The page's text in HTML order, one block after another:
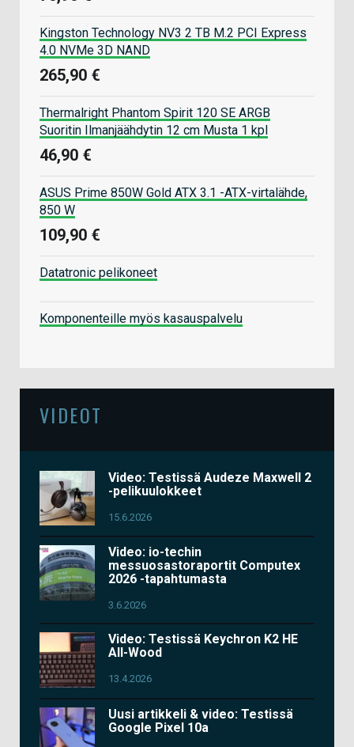
Kingston Technology NV3 2 TB M.2 PCI Express
4.0 NVMe 3D NAND
265,90 €
Thermalright Phantom Spirit 120 SE ARGB
Suoritin Ilmanjäähdytin 12 cm Musta 1 kpl
46,90 €
ASUS Prime 850W Gold ATX 3.1 -ATX-virtalähde,
850 W
109,90 €
Datatronic pelikoneet
Komponenteille myös kasauspalvelu
VIDEOT
Video: Testissä Audeze Maxwell 2
-pelikuulokkeet
15.6.2026
Video: io-techin
messuosastoraportit Computex
2026 -tapahtumasta
3.6.2026
Video: Testissä Keychron K2 HE
All-Wood
13.4.2026
Uusi artikkeli & video: Testissä
Google Pixel 10a